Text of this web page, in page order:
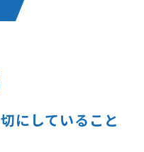
にしていること